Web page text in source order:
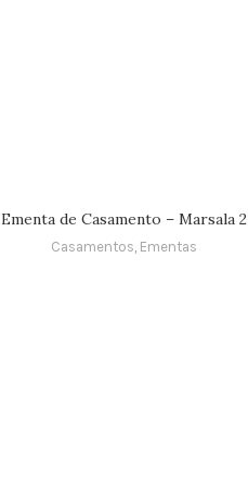
Ementa de Casamento – Marsala 2
Casamentos, Ementas